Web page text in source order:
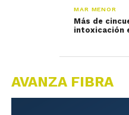
MAR MENOR
Más de
intoxicación
AVANZA FIBRA